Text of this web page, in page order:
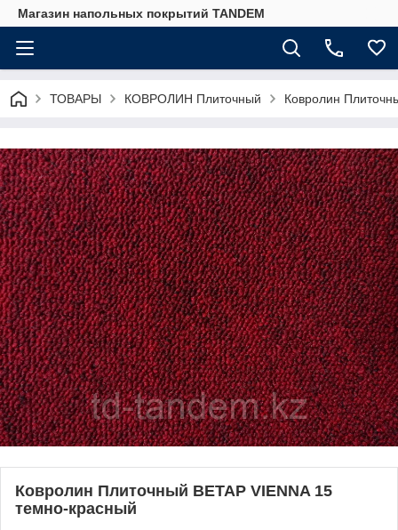
Магазин напольных покрытий TANDEM
ТОВАРЫ КОВРОЛИН Плиточный Ковролин
Ковролин Плиточный BETAP VIENNA 15
темно-красный